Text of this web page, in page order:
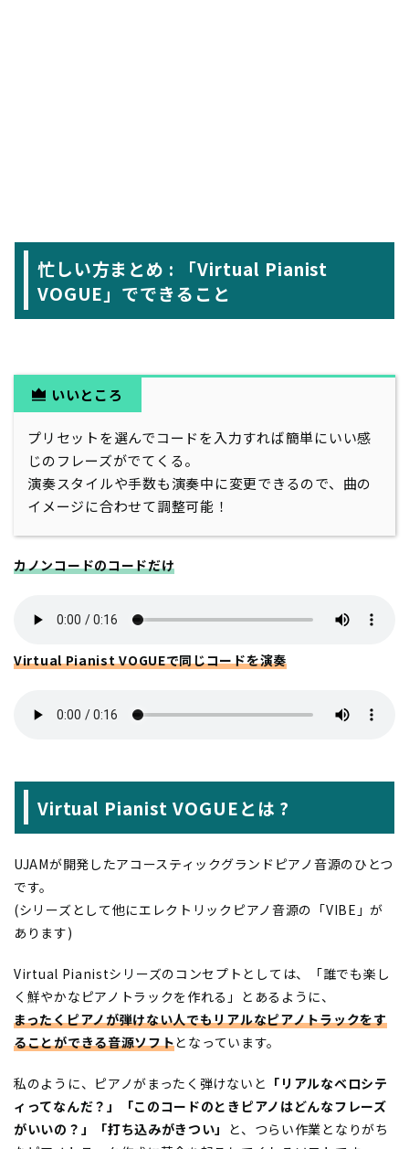
忙しい方まとめ : 「Virtual Pianist
VOGUE」でできること
いいところ
プリセットを選んでコードを入力すれば簡単にいい感
じのフレーズがでてくる。
演奏スタイルや手数も演奏中に変更できるので、曲の
イメージに合わせて調整可能！
カノンコードのコードだけ
Virtual Pianist VOGUEで同じコードを演奏
Virtual Pianist VOGUEとは ?
UJAMが開発したアコースティックグランドピアノ音源のひとつ
です。
(シリーズとして他にエレクトリックピアノ音源の「VIBE」が
あります)
Virtual Pianistシリーズのコンセプトとしては、「誰でも楽し
く鮮やかなピアノトラックを作れる」とあるように、
まったくピアノが弾けない人でもリアルなピアノトラックをす
ることができる音源ソフトとなっています。
私のように、ピアノがまったく弾けないと 「リアルなベロシテ
ィってなんだ？」「このコードのときピアノはどんなフレーズ
がいいの？」「打ち込みがきつい」 と、つらい作業となりがち